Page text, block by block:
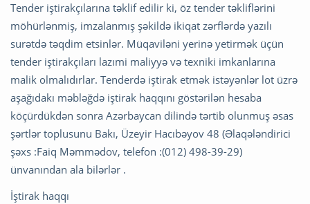
Tender iştirakçılarına təklif edilir ki, öz tender təkliflərini
möhürlənmiş, imzalanmış şəkildə ikiqat zərflərdə yazılı
surətdə təqdim etsinlər. Müqaviləni yerinə yetirmək üçün
tender iştirakçıları lazımi maliyyə və texniki imkanlarına
malik olmalıdırlar. Tenderdə iştirak etmək istəyənlər lot üzrə
aşağıdakı məbləğdə iştirak haqqını göstərilən hesaba
köçürdükdən sonra Azərbaycan dilində tərtib olunmuş əsas
şərtlər toplusunu Bakı, Üzeyir Hacıbəyov 48 (Əlaqələndirici
şəxs :Faiq Məmmədov, telefon :(012) 498-39-29)
ünvanından ala bilərlər .
İştirak haqqı